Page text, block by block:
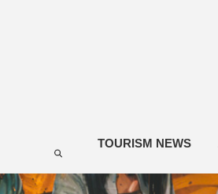
TOURISM NEWS